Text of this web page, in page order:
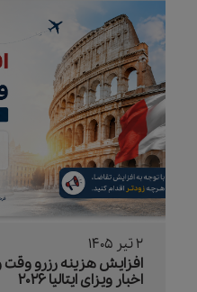
2 تیر 1405
افزایش هزینه رزرو وقت
اخبار ویزای ایتالیا 2026